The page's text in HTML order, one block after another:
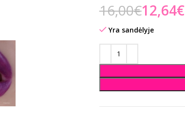
16,00€12,64€
Yra sandėlyje